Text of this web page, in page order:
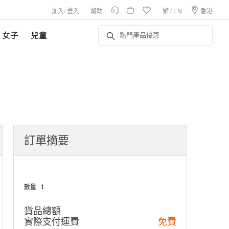
加入/登入 幫助 繁/ EN 香港
女子 兒童
訂單摘要
數量: 1
貨品總額
實際支付運費
免費